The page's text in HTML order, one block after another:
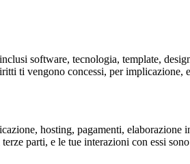
software, tecnologia, template,
ti vengono concessi, per implicazione,
hosting, pagamenti,
parti, e le tue interazioni con essi